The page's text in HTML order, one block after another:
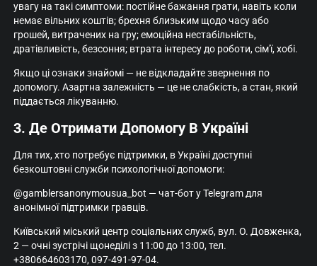
увагу на такі симптоми: постійне бажання грати, навіть коли
немає вільних коштів; брехня близьким щодо часу або
грошей, витрачених на гру; емоційна нестабільність,
дратівливість, безсоння; втрата інтересу до роботи, сім'ї, хобі.
Якщо ці ознаки знайомі — не відкладайте звернення по
допомогу. Азартна залежність — це не слабкість, а стан, який
піддається лікуванню.
3. Де Отримати Допомогу В Україні
Для тих, хто потребує підтримки, в Україні доступні
безкоштовні служби психологічної допомоги:
@gamblersanonymousua_bot — чат-бот у Telegram для
анонімної підтримки гравців.
Київський міський центр соціальних служб, вул. О. Довженка,
2 — очні зустрічі щонеділі з 11:00 до 13:00, тел.
+380664603170, 097-491-97-04.